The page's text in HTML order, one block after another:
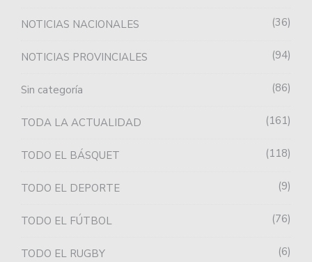
NOTICIAS NACIONALES 36
NOTICIAS PROVINCIALES 94
Sin categoría 86
TODA LA ACTUALIDAD 161
TODO EL BÁSQUET 118
TODO EL DEPORTE 9
TODO EL FÚTBOL 76
TODO EL RUGBY 6